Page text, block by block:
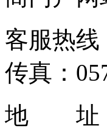
客服热线
传真：
地 址：